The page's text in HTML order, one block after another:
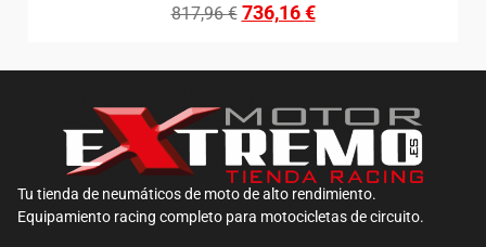
817,96€ 736,16€
Tu tienda de neumáticos de moto de alto rendimiento.
Equipamiento racing completo para motocicletas de circuito.